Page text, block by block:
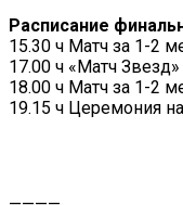
Расписание
15.30 ч Матч за 1-2
17.00 ч «Матч Звезд»
18.00 ч Матч за 1-2
19.15 ч Церемония